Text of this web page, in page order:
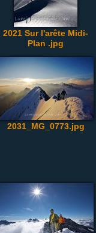
2021 Sur l'arête Midi-
Plan .jpg
2031_MG_0773.jpg